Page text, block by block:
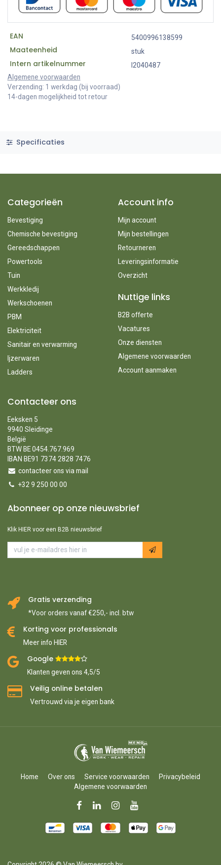
EAN 5400996138599
Maateenheid stuk
Intern artikelnummer
I2040487
Algemene voorwaarden
Verzending: 1 werkdag (bij voorraad)
14-dagen mogelijkheid tot retour
Specificaties
Categorieën
Bevestiging
Chemische bevestiging
Gereedschappen
Powertools
Tuin
Werkkledij
Werkschoenen
PBM
Elektriciteit
Sanitair en verwarming
Ijzerwaren
Ladders
Account info
Mijn account
Mijn bestellingen
Retourneren
Leveringsinformatie
Overzicht
Nuttige links
B2B offerte
Vacatures
Onze diensten
Algemene voorwaarden
Account aanmaken
Contacteer ons
Eeksken 5
9940 Sleidinge
België
BTW BE 0454.767.969
IBAN BE91 7374 2828 7476
contacteer ons via mail
+32 9 250 00 00
Abonneer op onze nieuwsbrief
Klik HIER voor een B2B nieuwsbrief
Gratis verzending
*Voor orders vanaf €250,- incl. btw
Korting voor professionals
Meer info HIER
Google ​
Klanten geven ons 4,5/5
Veilig online betalen
Vertrouwd via je eigen bank
Home Over ons Service voorwaarden
Privacybeleid
Algemene voorwaarden